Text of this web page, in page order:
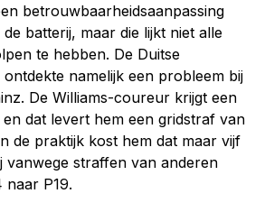
betrouwbaarheidsaanpassing
batterij, maar die lijkt niet alle
te hebben. De Duitse
namelijk een probleem bij
De Williams-coureur krijgt een
dat levert hem een gridstraf van
de praktijk kost hem dat maar vijf
vanwege straffen van anderen
naar P19.